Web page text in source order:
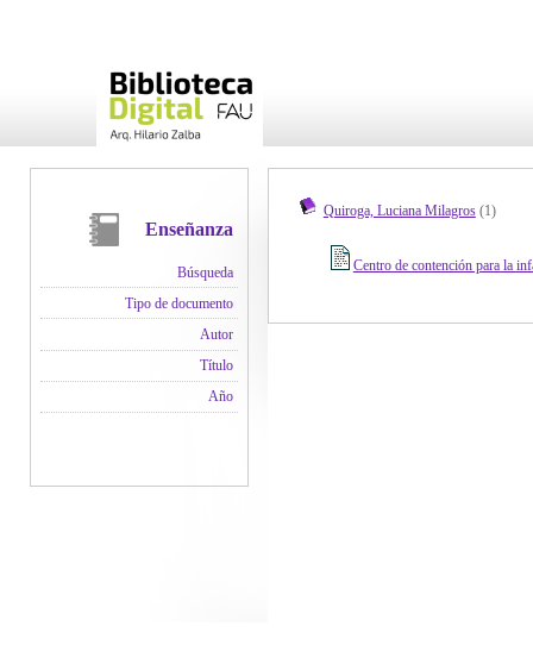
Enseñanza
Búsqueda
Tipo de documento
Autor
Título
Año
Quiroga, Luciana Milagros(1)
Centro de contención para la